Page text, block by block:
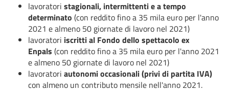
lavoratori stagionali, intermittenti e a tempo
determinato (con reddito fino a 35 mila euro per l'anno
2021 e almeno 50 giornate di lavoro nel 2021)
lavoratori iscritti al Fondo dello spettacolo ex
Enpals (con reddito fino a 35 mila euro per l'anno 2021
e almeno 50 giornate di lavoro nel 2021)
lavoratori autonomi occasionali (privi di partita IVA)
con almeno un contributo mensile nell'anno 2021.